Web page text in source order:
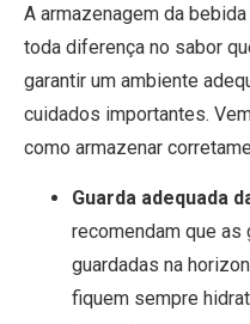
A armazenagem da
toda diferença no sabor
garantir um ambiente
cuidados importantes.
como armazenar
Guarda adequada
recomendam que
guardadas na
fiquem sempre